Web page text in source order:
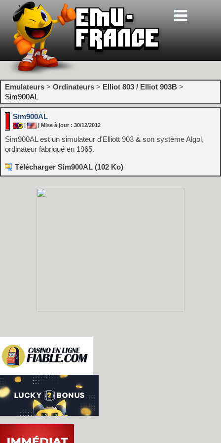
Emulateurs > Ordinateurs > Elliot 803 / Elliot 903B >
Sim900AL
Sim900AL
| | Mise à jour : 30/12/2012
Sim900AL est un simulateur d'Elliott 903 & son système Algol,
ordinateur fabriqué en 1965.
Télécharger Sim900AL (102 Ko)